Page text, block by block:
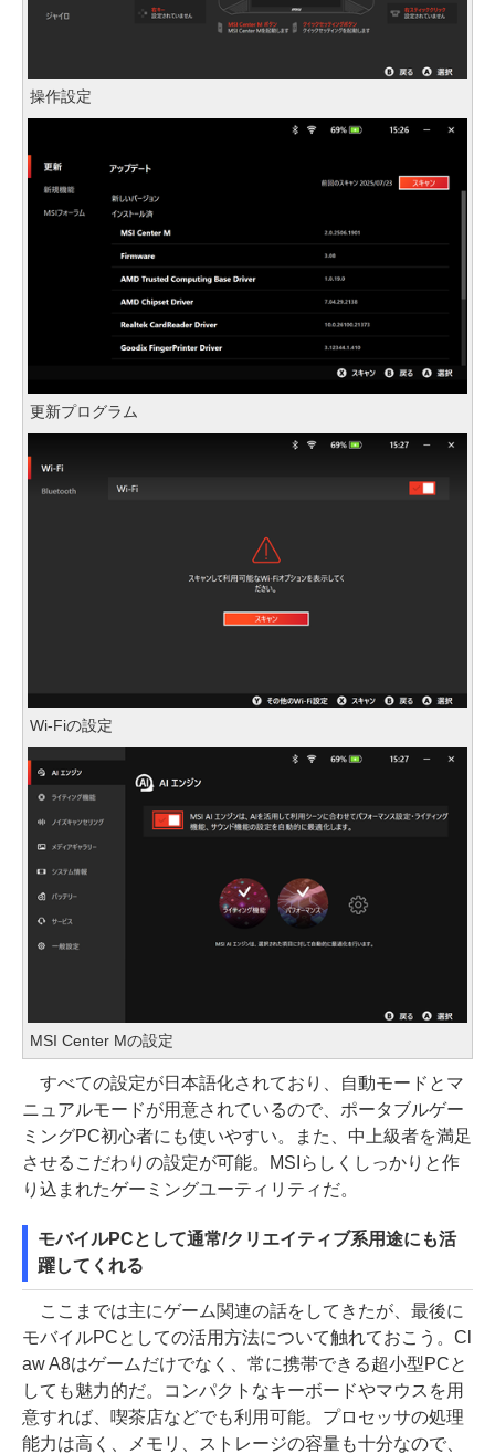
操作設定
更新プログラム
Wi-Fiの設定
MSI Center Mの設定
すべての設定が日本語化されており、自動モードとマ
ニュアルモードが用意されているので、ポータブルゲー
ミングPC初心者にも使いやすい。また、中上級者を満足
させるこだわりの設定が可能。MSIらしくしっかりと作
り込まれたゲーミングユーティリティだ。
モバイルPCとして通常/クリエイティブ系用途にも活
躍してくれる
ここまでは主にゲーム関連の話をしてきたが、最後に
モバイルPCとしての活用方法について触れておこう。Cl
aw A8はゲームだけでなく、常に携帯できる超小型PCと
しても魅力的だ。コンパクトなキーボードやマウスを用
意すれば、喫茶店などでも利用可能。プロセッサの処理
能力は高く、メモリ、ストレージの容量も十分なので、